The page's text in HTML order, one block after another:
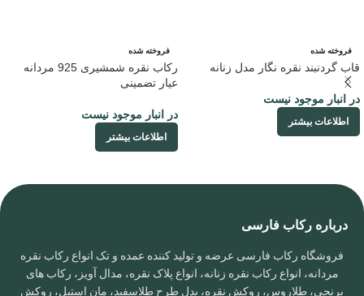
فروخته شده
قاب گردنبند نقره نگار مدل زنانه
در انبار موجود نیست
اطلاعات بیشتر
فروخته شده
رکاب نقره شمشیری 925 مردانه
عیار تضمینی
در انبار موجود نیست
اطلاعات بیشتر
درباره رکاب فارسی
فروشگاه رکاب فارسی عرضه و تولید کننده عمده و تک انواع رکاب نقره
مردانه، انواع رکاب نقره زنانه، انواع پلاک نقره، مدال آویز، رکاب های
برنجی، طلاروس، روکش نقره، بدل طرح طلاسفید، مان استیل، روکش